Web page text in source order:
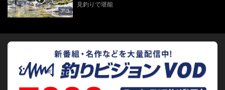
アユ
見釣りで堪能